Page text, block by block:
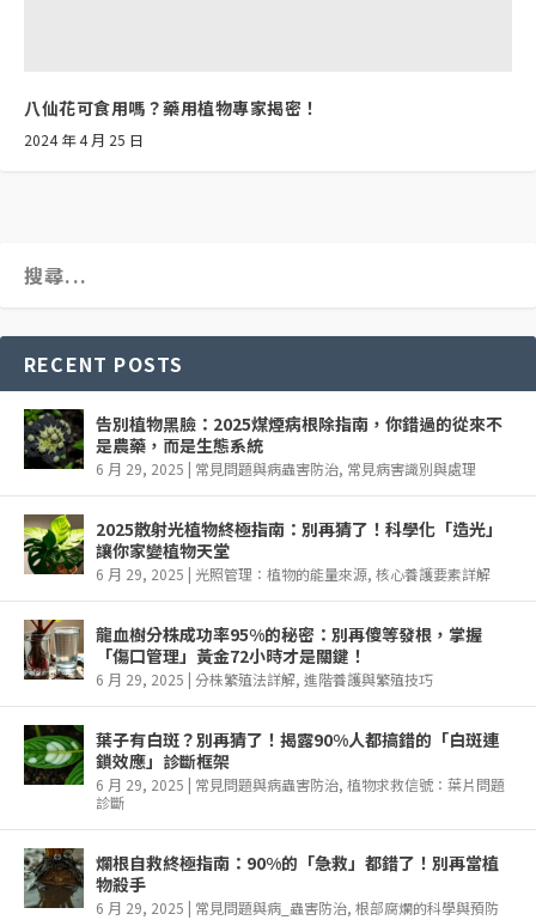
八仙花可食用嗎？藥用植物專家揭密！
2024 年 4 月 25 日
RECENT POSTS
告別植物黑臉：2025煤煙病根除指南，你錯過的從來不
是農藥，而是生態系統
6 月 29, 2025 | 常見問題與病蟲害防治, 常見病害識別與處理
2025散射光植物終極指南：別再猜了！科學化「造光」
讓你家變植物天堂
6 月 29, 2025 | 光照管理：植物的能量來源, 核心養護要素詳解
龍血樹分株成功率95%的秘密：別再傻等發根，掌握
「傷口管理」黃金72小時才是關鍵！
6 月 29, 2025 | 分株繁殖法詳解, 進階養護與繁殖技巧
葉子有白斑？別再猜了！揭露90%人都搞錯的「白斑連
鎖效應」診斷框架
6 月 29, 2025 | 常見問題與病蟲害防治, 植物求救信號：葉片問題
診斷
爛根自救終極指南：90%的「急救」都錯了！別再當植
物殺手
6 月 29, 2025 | 常見問題與病_蟲害防治, 根部腐爛的科學與預防